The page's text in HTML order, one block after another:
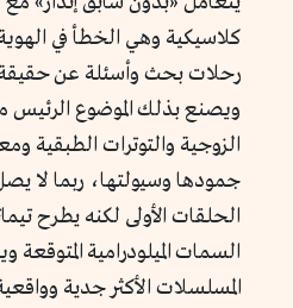
كلاسيكية وهي الخطأ في
رحلات بحث وأسئلة عن حقيقة
ويصنع بذلك الموضوع الرئيس
الزوجية والتوترات الطبقية
جمودها وسيولتها، ربما لا
الحلقات الأولى لكنه يطرح
السمات الميلودرامية المتوقعة
المسلسلات الأكثر جدية